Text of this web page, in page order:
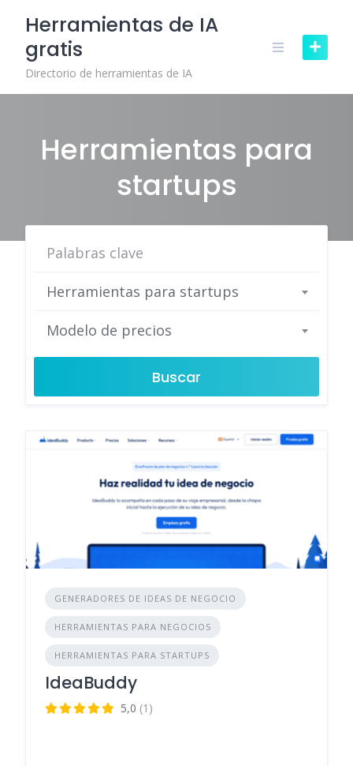
content
Herramientas de IA
gratis
Directorio de herramientas de IA
Herramientas para
startups
Herramientas para startups
Modelo de precios
Buscar
GENERADORES DE IDEAS DE NEGOCIO
HERRAMIENTAS PARA NEGOCIOS
HERRAMIENTAS PARA STARTUPS
IdeaBuddy
5,0 (1)